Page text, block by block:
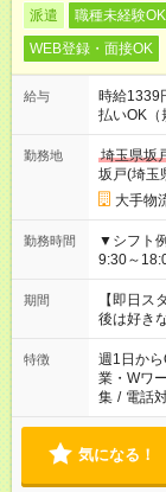
派遣 職種未経験OK
WEB登録・面接OK
給与
時給1339
払いOK
による
勤務地
埼玉県坂
坂戸(埼玉
大手物
勤務時間
▼シフト例 8:30～17:30 9:00～17:00 9:00～17:30 9:00～18:00
9:30～18:00 10:00～
あります
期間
【即日ス
後は好き
特徴 週1日から
業・Wワ
集 / 電話
気になる！